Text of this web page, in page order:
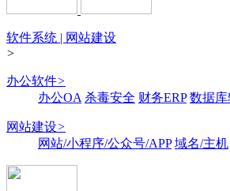
软件系统 | 网站建设
>
办公软件>
办公OA 杀毒安全 财务ERP 数据
网站建设>
网站/小程序/公众号/APP 域名/主机